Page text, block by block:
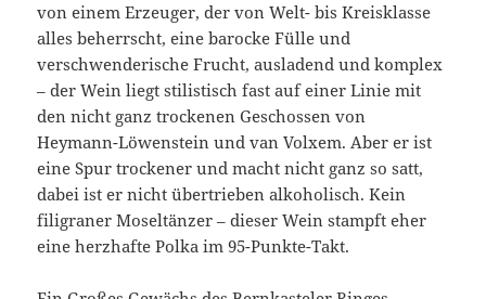
von einem Erzeuger, der von Welt- bis Kreisklasse
alles beherrscht, eine barocke Fülle und
verschwenderische Frucht, ausladend und komplex
– der Wein liegt stilistisch fast auf einer Linie mit
den nicht ganz trockenen Geschossen von
Heymann-Löwenstein und van Volxem. Aber er ist
eine Spur trockener und macht nicht ganz so satt,
dabei ist er nicht übertrieben alkoholisch. Kein
filigraner Moseltänzer – dieser Wein stampft eher
eine herzhafte Polka im 95-Punkte-Takt.